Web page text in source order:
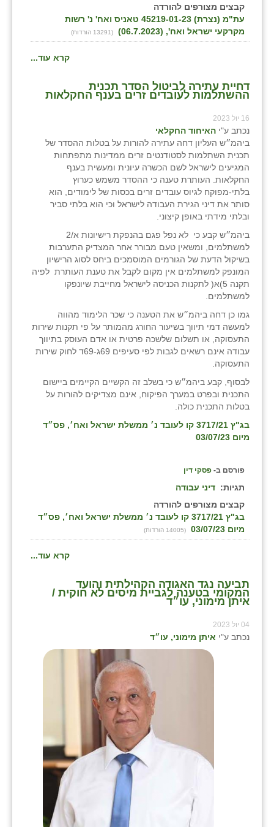
קבצים מצורפים להורדה
עת"מ (נצרת) 45219-01-23 טאניס ואח' נ' רשות
מקרקעי ישראל ואח', (06.7.2023)
(13291 הורדות)
קרא עוד...
דחיית עתירה לביטול הסדר תכנית
ההשתלמות לעובדים זרים בענף החקלאות
16 יול 2023
נכתב ע"י האיחוד החקלאי
ביהמ״ש העליון דחה עתירה להורות על בטלות ההסדר של
תכנית השתלמות לסטודנטים זרים ממדינות מתפתחות
המגיעים לישראל לשם הכשרה עיונית ומעשית בענף
החקלאות. העותרת טענה כי ההסדר משמש כערוץ
בלתי-מפוקח לגיוס עובדים זרים בכסות של לימודים, הוא
סותר את דיני הגירת העבודה לישראל וכי הוא בלתי סביר
ובלתי מידתי באופן קיצוני.
ביהמ״ש קבע כי לא נפל פגם בהנפקת רישיונות א/2
למשתלמים, ומשאין טעם מבורר אחר המצדיק התערבות
בשיקול הדעת של הגורמים המוסמכים ביחס לסוג הרישיון
המונפק למשתלמים אין מקום לקבל את טענת העותרת לפיה
תקנה 5)א( לתקנות הכניסה לישראל מחייבת שיונפקו
למשתלמים.
גמו כן דחה ביהמ״ש את הטענה כי שכר הלימוד מהווה
למעשה דמי תיווך בשיעור החורג מהמותר על פי תקנות שירות
התעסוקה, או תשלום שלשכה פרטית או אדם העוסק בתיווך
עבודה אינם רשאים לגבות לפי סעיפים 69ג-69ד לחוק שירות
התעסוקה.
לבסוף, קבע ביהמ״ש כי בשלב זה הקשיים הקיימים ביישום
התכנית ובפרט במערך הפיקוח, אינם מצדיקים להורות על
בטלות התכנית כולה.
בג"ץ 3717/21 קו לעובד נ׳ ממשלת ישראל ואח׳, פס״ד
מיום 03/07/23
פורסם ב- פסקי דין
תגיות: דיני עבודה
קבצים מצורפים להורדה
בג"ץ 3717/21 קו לעובד נ׳ ממשלת ישראל ואח׳, פס״ד
מיום 03/07/23
(14005 הורדות)
קרא עוד...
תביעה נגד האגודה הקהילתית והועד
המקומי בטענה לגביית מיסים לא חוקית /
איתן מימוני, עו״ד
04 יול 2023
נכתב ע"י איתן מימוני, עו״ד